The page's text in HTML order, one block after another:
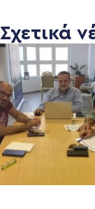
Σχετικά